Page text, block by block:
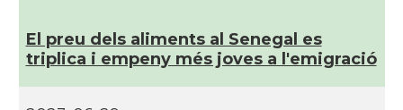
El preu dels aliments al Senegal es
triplica i empeny més joves a l'emigració